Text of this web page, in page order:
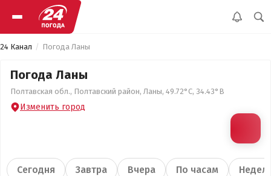
24 Канал Погода Ланы
Погода Ланы
Полтавская обл., Полтавский район, Ланы, 49.72°С, 34.43°В
Изменить город
Сегодня Завтра Вчера По часам